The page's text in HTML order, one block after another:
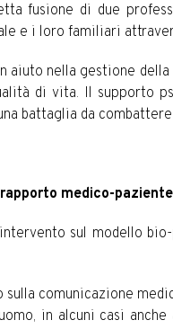
fusione di due
e i loro familiari
aiuto nella gestione
di vita. Il supporto
battaglia da
medico-
sul modello
comunicazione
in alcuni casi